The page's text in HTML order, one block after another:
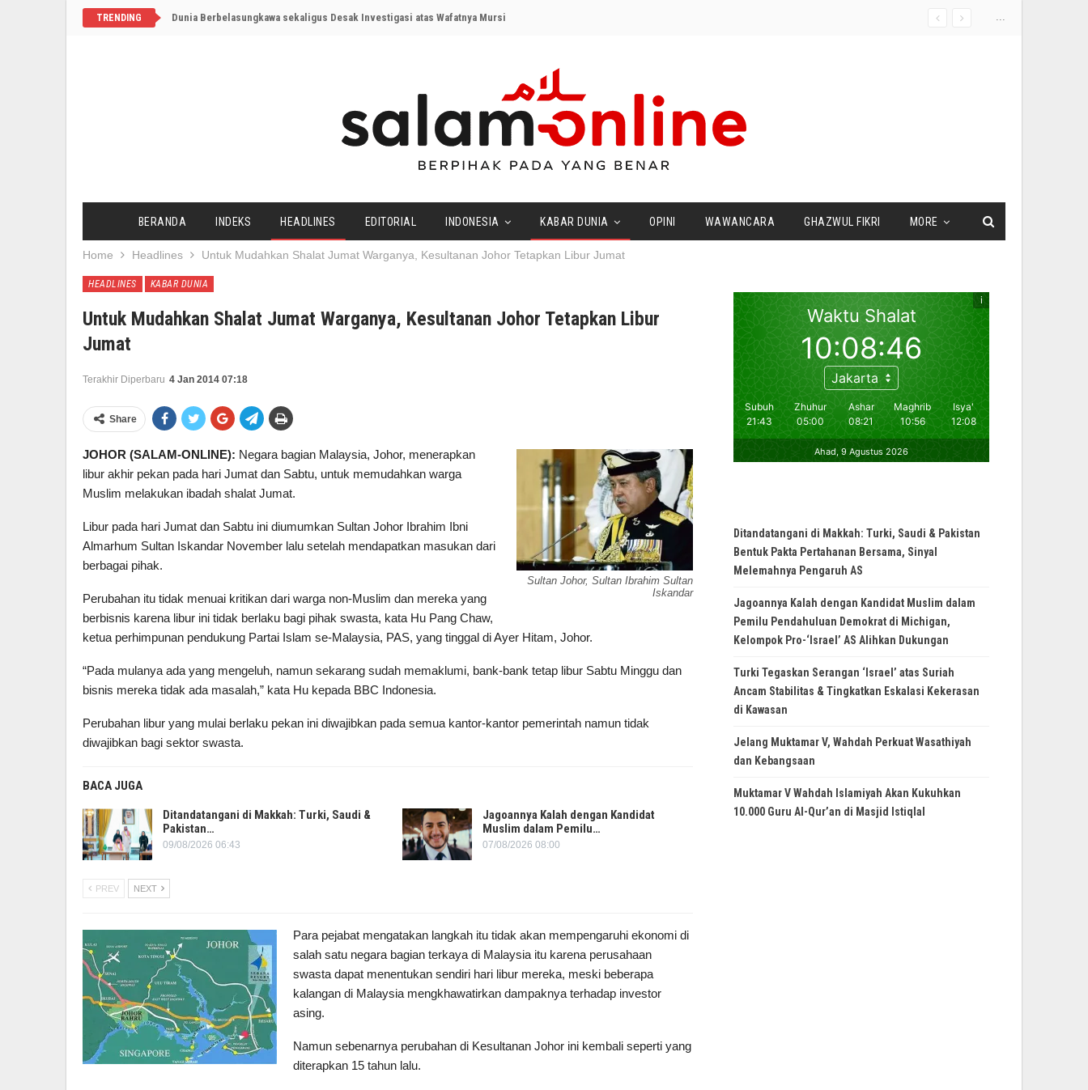
...
TRENDING Dunia Berbelasungkawa sekaligus Desak Investigasi atas Wafatnya Mursi
BERANDA INDEKS HEADLINES EDITORIAL INDONESIA KABAR DUNIA OPINI WAWANCARA GHAZWUL FIKRI MORE
Home Headlines Untuk Mudahkan Shalat Jumat Warganya, Kesultanan Johor Tetapkan Libur Jumat
HEADLINES KABAR DUNIA
Untuk Mudahkan Shalat Jumat Warganya, Kesultanan Johor Tetapkan Libur
Jumat
Terakhir Diperbaru 4 Jan 2014 07:18
Share
Sultan Johor, Sultan Ibrahim Sultan
Iskandar
JOHOR (SALAM-ONLINE): Negara bagian Malaysia, Johor, menerapkan
libur akhir pekan pada hari Jumat dan Sabtu, untuk memudahkan warga
Muslim melakukan ibadah shalat Jumat.
Libur pada hari Jumat dan Sabtu ini diumumkan Sultan Johor Ibrahim Ibni
Almarhum Sultan Iskandar November lalu setelah mendapatkan masukan dari
berbagai pihak.
Perubahan itu tidak menuai kritikan dari warga non-Muslim dan mereka yang
berbisnis karena libur ini tidak berlaku bagi pihak swasta, kata Hu Pang Chaw,
ketua perhimpunan pendukung Partai Islam se-Malaysia, PAS, yang tinggal di Ayer Hitam, Johor.
“Pada mulanya ada yang mengeluh, namun sekarang sudah memaklumi, bank-bank tetap libur Sabtu Minggu dan
bisnis mereka tidak ada masalah,” kata Hu kepada BBC Indonesia.
Perubahan libur yang mulai berlaku pekan ini diwajibkan pada semua kantor-kantor pemerintah namun tidak
diwajibkan bagi sektor swasta.
BACA JUGA
Ditandatangani di Makkah: Turki, Saudi &
Pakistan…
09/08/2026 06:43
Jagoannya Kalah dengan Kandidat
Muslim dalam Pemilu…
07/08/2026 08:00
PREV NEXT
Para pejabat mengatakan langkah itu tidak akan mempengaruhi ekonomi di
salah satu negara bagian terkaya di Malaysia itu karena perusahaan
swasta dapat menentukan sendiri hari libur mereka, meski beberapa
kalangan di Malaysia mengkhawatirkan dampaknya terhadap investor
asing.
Namun sebenarnya perubahan di Kesultanan Johor ini kembali seperti yang
diterapkan 15 tahun lalu.
Ditandatangani di Makkah: Turki, Saudi & Pakistan
Bentuk Pakta Pertahanan Bersama, Sinyal
Melemahnya Pengaruh AS
Jagoannya Kalah dengan Kandidat Muslim dalam
Pemilu Pendahuluan Demokrat di Michigan,
Kelompok Pro-‘Israel’ AS Alihkan Dukungan
Turki Tegaskan Serangan ‘Israel’ atas Suriah
Ancam Stabilitas & Tingkatkan Eskalasi Kekerasan
di Kawasan
Jelang Muktamar V, Wahdah Perkuat Wasathiyah
dan Kebangsaan
Muktamar V Wahdah Islamiyah Akan Kukuhkan
10.000 Guru Al-Qur’an di Masjid Istiqlal